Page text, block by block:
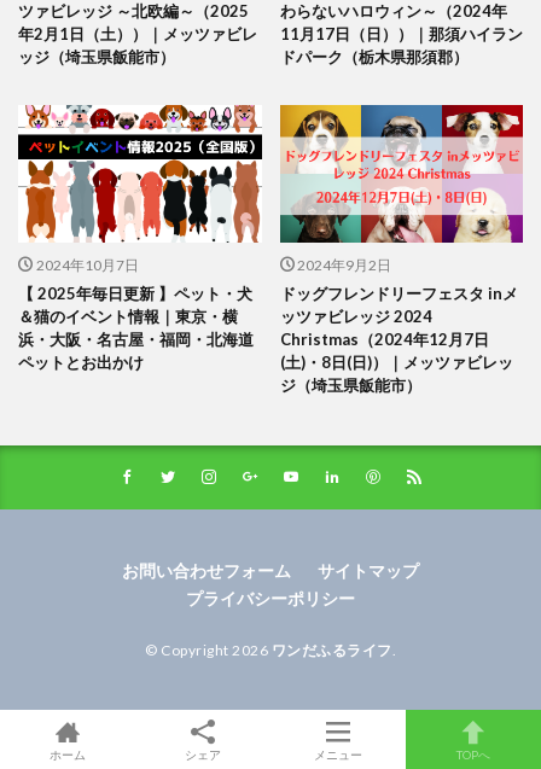
ツァビレッジ ～北欧編～（2025
年2月1日（土））｜メッツァビレ
ッジ（埼玉県飯能市）
わらないハロウィン～（2024年
11月17日（日））｜那須ハイラン
ドパーク（栃木県那須郡）
2024年10月7日
【 2025年毎日更新 】ペット・犬
＆猫のイベント情報｜東京・横
浜・大阪・名古屋・福岡・北海道
ペットとお出かけ
2024年9月2日
ドッグフレンドリーフェスタ inメ
ッツァビレッジ 2024
Christmas（2024年12月7日
(土)・8日(日)）｜メッツァビレッ
ジ（埼玉県飯能市）
お問い合わせフォーム
サイトマップ
プライバシーポリシー
© Copyright 2026 ワンだふるライフ
ホーム シェア メニュー TOPへ